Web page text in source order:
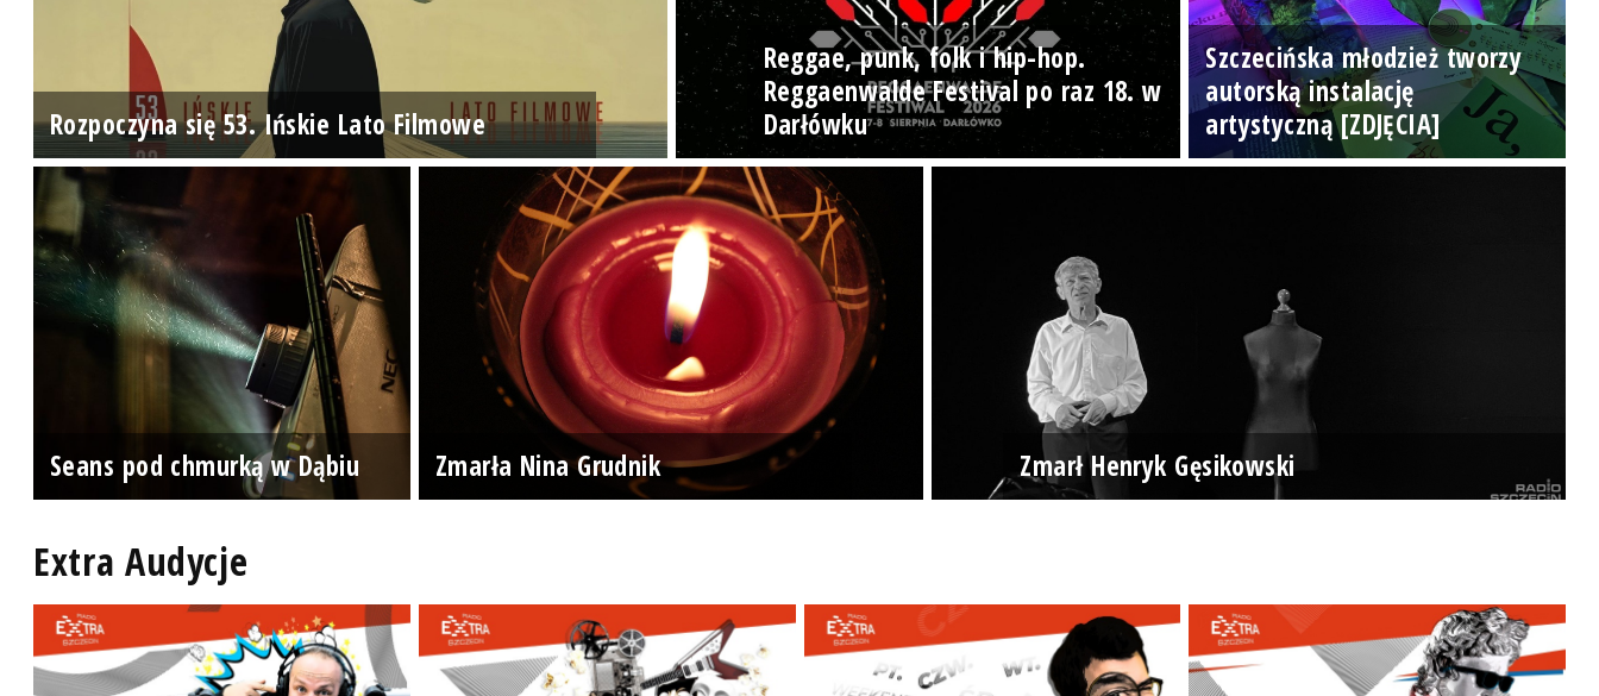
Rozpoczyna się 53. Ińskie Lato Filmowe
Reggae, punk, folk i hip-hop.
Reggaenwalde Festival po raz 18. w
Darłówku
Szczecińska młodzież tworzy
autorską instalację
artystyczną [ZDJĘCIA]
Seans pod chmurką w Dąbiu Zmarła Nina Grudnik Zmarł Henryk Gęsikowski
Extra Audycje